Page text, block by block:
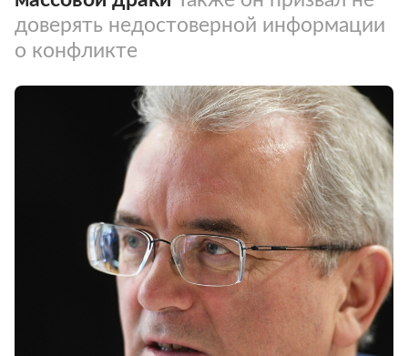
доверять недостоверной информации
о конфликте